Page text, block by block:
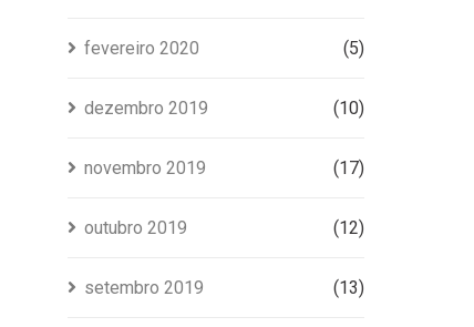
fevereiro 2020 (5)
dezembro 2019 (10)
novembro 2019 (17)
outubro 2019 (12)
setembro 2019 (13)